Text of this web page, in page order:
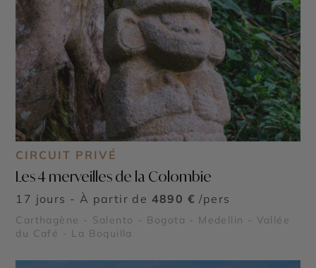
CIRCUIT PRIVÉ
Les 4 merveilles de la Colombie
17 jours - À partir de 4890 € /pers
Carthagène - Salento - Bogota - Medellin - Vallée
du Café - La Boquilla